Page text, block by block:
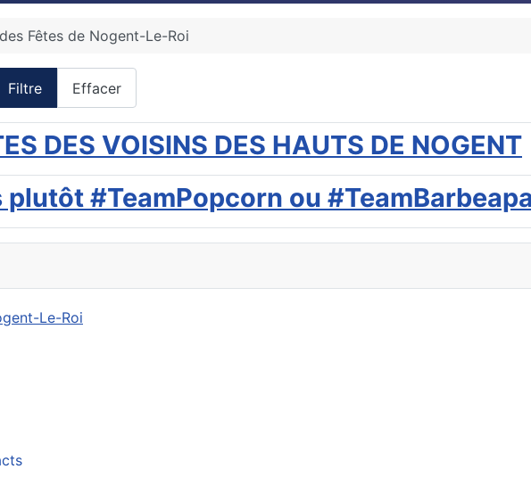
Le-Roi
Fêtes de Nogent-Le-Roi
Filtre Effacer
DES VOISINS DES HAUTS DE NOGENT
plutôt #TeamPopcorn ou